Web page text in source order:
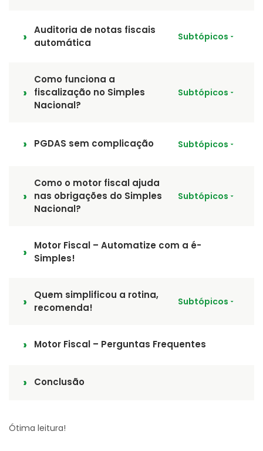
Auditoria de notas fiscais
automática
Subtópicos
Como funciona a
fiscalização no Simples
Nacional?
Subtópicos
PGDAS sem complicação Subtópicos
Como o motor fiscal ajuda
nas obrigações do Simples
Nacional?
Subtópicos
Motor Fiscal – Automatize com a é-
Simples!
Quem simplificou a rotina,
recomenda!
Subtópicos
Motor Fiscal – Perguntas Frequentes
Conclusão
Ótima leitura!